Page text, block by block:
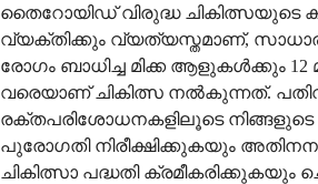
തൈറോയിഡ് വിരുദ്ധ ചികിത്സയുടെ
വ്യക്തിക്കും വ്യത്യസ്തമാണ്,
രോഗം ബാധിച്ച മിക്ക ആളുകൾക്കും
വരെയാണ് ചികിത്സ നൽകുന്നത്.
രക്തപരിശോധനകളിലൂടെ നിങ്ങളുടെ
പുരോഗതി നിരീക്ഷിക്കുകയും
ചികിത്സാ പദ്ധതി ക്രമീകരിക്കുകയും